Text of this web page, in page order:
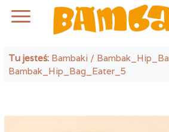
Tu jesteś: Bambaki /
Bambak_Hip_Bag_Eater_5